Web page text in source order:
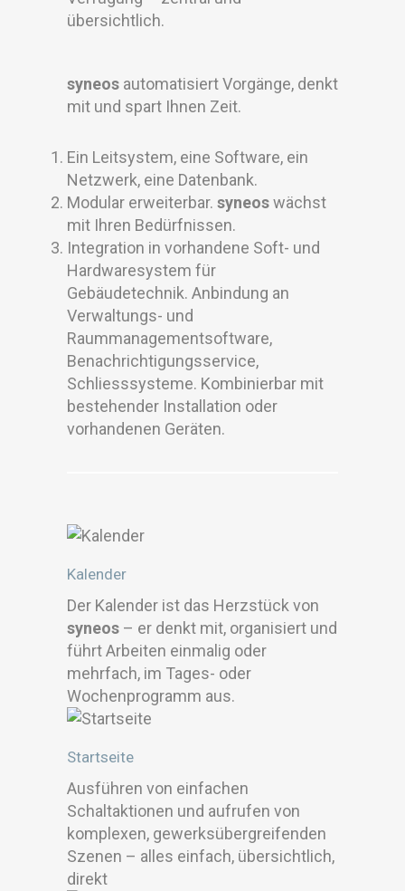
übersichtlich.
syneos automatisiert Vorgänge, denkt
mit und spart Ihnen Zeit.
Ein Leitsystem, eine Software, ein
Netzwerk, eine Datenbank.
Modular erweiterbar. syneoswächst
mit Ihren Bedürfnissen.
Integration in vorhandene Soft- und
Hardwaresystem für
Gebäudetechnik. Anbindung an
Verwaltungs- und
Raummanagementsoftware,
Benachrichtigungsservice,
Schliesssysteme. Kombinierbar mit
bestehender Installation oder
vorhandenen Geräten.
Kalender
Der Kalender ist das Herzstück von
syneos – er denkt mit, organisiert und
führt Arbeiten einmalig oder
mehrfach, im Tages- oder
Wochenprogramm aus.
Startseite
Ausführen von einfachen
Schaltaktionen und aufrufen von
komplexen, gewerksübergreifenden
Szenen – alles einfach, übersichtlich,
direkt